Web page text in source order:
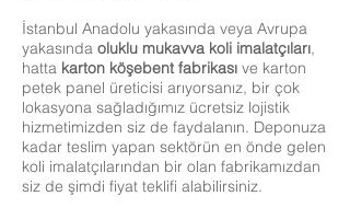
İstanbul Anadolu yakasında veya Avrupa
yakasında oluklu mukavva koli imalatçıları,
hatta karton köşebent fabrikası ve karton
petek panel üreticisi arıyorsanız, bir çok
lokasyona sağladığımız ücretsiz lojistik
hizmetimizden siz de faydalanın. Deponuza
kadar teslim yapan sektörün en önde gelen
koli imalatçılarından bir olan fabrikamızdan
siz de şimdi fiyat teklifi alabilirsiniz.